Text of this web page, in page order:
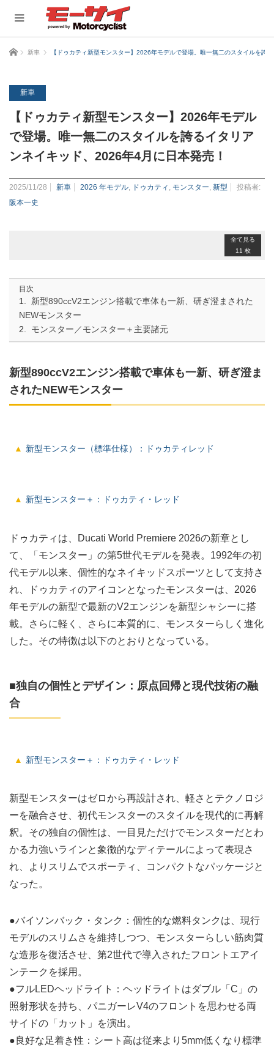
ホーム 新車 【ドゥカティ新型モンスター】2026年モデルで登場。唯一無二のスタイルを誇
新車
【ドゥカティ新型モンスター】2026年モデル
で登場。唯一無二のスタイルを誇るイタリア
ンネイキッド、2026年4月に日本発売！
2025/11/28 新車 2026 年モデル ドゥカティ モンスター 新型
投稿者:
阪本一史
全て見る
11 枚
目次
新型890ccV2エンジン搭載で車体も一新、研ぎ澄まされた
NEWモンスター
モンスター／モンスター＋主要諸元
新型890ccV2エンジン搭載で車体も一新、研ぎ澄ま
されたNEWモンスター
新型モンスター（標準仕様）：ドゥカティレッド
新型モンスター＋：ドゥカティ・レッド
ドゥカティは、Ducati World Premiere 2026の新章とし
て、「モンスター」の第5世代モデルを発表。1992年の初
代モデル以来、個性的なネイキッドスポーツとして支持さ
れ、ドゥカティのアイコンとなったモンスターは、2026
年モデルの新型で最新のV2エンジンを新型シャシーに搭
載。さらに軽く、さらに本質的に、モンスターらしく進化
した。その特徴は以下のとおりとなっている。
■独自の個性とデザイン：原点回帰と現代技術の融
合
新型モンスター＋：ドゥカティ・レッド
新型モンスターはゼロから再設計され、軽さとテクノロジ
ーを融合させ、初代モンスターのスタイルを現代的に再解
釈。その独自の個性は、一目見ただけでモンスターだとわ
かる力強いラインと象徴的なディテールによって表現さ
れ、よりスリムでスポーティ、コンパクトなパッケージと
なった。
●バイソンバック・タンク：個性的な燃料タンクは、現行
モデルのスリムさを維持しつつ、モンスターらしい筋肉質
な造形を復活させ、第2世代で導入されたフロントエアイ
ンテークを採用。
●フルLEDヘッドライト：ヘッドライトはダブル「C」の
照射形状を持ち、パニガーレV4のフロントを思わせる両
サイドの「カット」を演出。
●良好な足着き性：シート高は従来より5mm低くなり標準